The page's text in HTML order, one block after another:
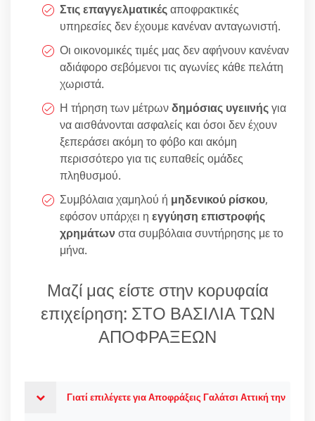
Στις επαγγελματικέςαποφρακτικές
υπηρεσίες δεν έχουμε κανέναν ανταγωνιστή.
Οι οικονομικές τιμές μας δεν αφήνουν κανέναν
αδιάφορο σεβόμενοι τις αγωνίες κάθε πελάτη
χωριστά.
Η τήρηση των μέτρωνδημόσιας υγειινήςγια
να αισθάνονται ασφαλείς και όσοι δεν έχουν
ξεπεράσει ακόμη το φόβο και ακόμη
περισσότερο για τις ευπαθείς ομάδες
πληθυσμού.
Συμβόλαια χαμηλού ή μηδενικού ρίσκου,
εφόσον υπάρχει η εγγύηση επιστροφής
χρημάτωνστα συμβόλαια συντήρησης με το
μήνα.
Μαζί μας είστε στην κορυφαία
επιχείρηση: ΣΤΟ ΒΑΣΙΛΙΑ ΤΩΝ
ΑΠΟΦΡΑΞΕΩΝ
Γιατί επιλέγετε για Αποφράξεις Γαλάτσι Αττική την